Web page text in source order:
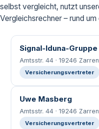
selbst vergleicht, nutzt
Vergleichsrechner – rund
Signal-Iduna-
Amtsstr. 44 · 19246
Versicherungsvertreter
Uwe Masberg
Amtsstr. 44 · 19246
Versicherungsvertreter